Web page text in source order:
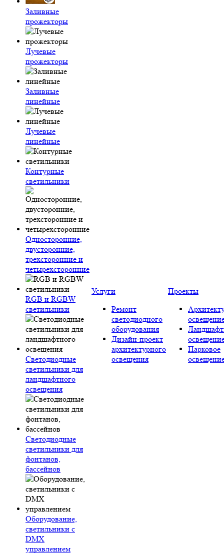
Заливные
прожекторы
Лучевые
прожекторы
Заливные
линейные
Лучевые
линейные
Контурные
светильники
Односторонние,
двусторонние,
трехсторонние и
четырехсторонние
RGB и RGBW
светильники
Светодиодные
светильники для
ландшафтного
освещения
Светодиодные
светильники для
фонтанов,
бассейнов
Оборудование,
светильники с
DMX
управлением
Услуги
Ремонт
светодиодного
оборудования
Дизайн-проект
архитектурного
освещения
Проекты
Парковое